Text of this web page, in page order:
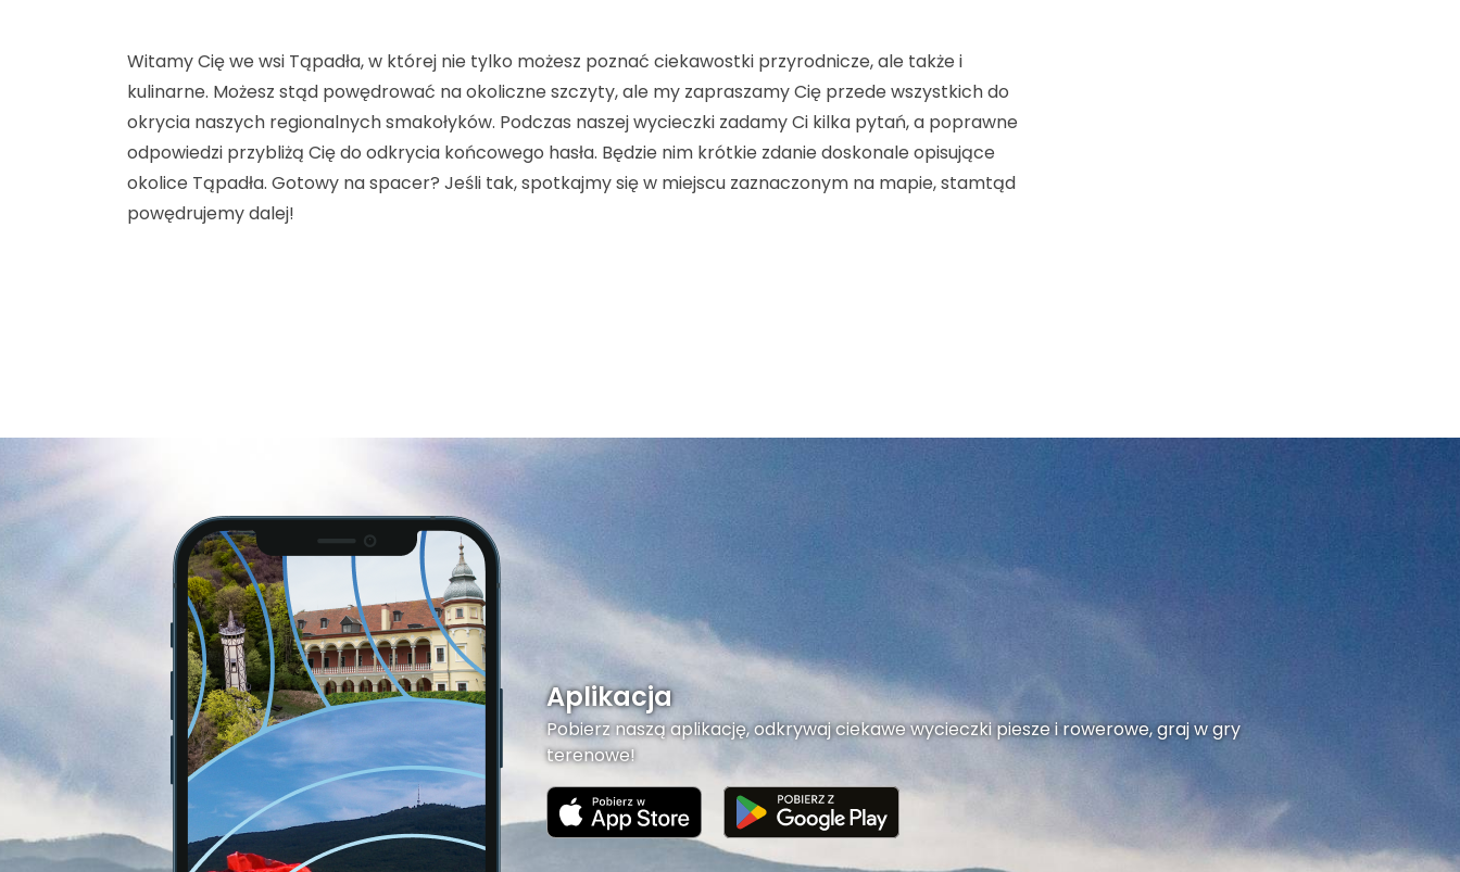
Witamy Cię we wsi Tąpadła, w której nie tylko możesz poznać ciekawostki przyrodnicze, ale także i
kulinarne. Możesz stąd powędrować na okoliczne szczyty, ale my zapraszamy Cię przede wszystkich do
okrycia naszych regionalnych smakołyków. Podczas naszej wycieczki zadamy Ci kilka pytań, a poprawne
odpowiedzi przybliżą Cię do odkrycia końcowego hasła. Będzie nim krótkie zdanie doskonale opisujące
okolice Tąpadła. Gotowy na spacer? Jeśli tak, spotkajmy się w miejscu zaznaczonym na mapie, stamtąd
powędrujemy dalej!
Aplikacja
Pobierz naszą aplikację, odkrywaj ciekawe wycieczki piesze i rowerowe, graj w gry
terenowe!